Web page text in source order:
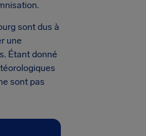
sont dus à
une
Étant donné
sont pas